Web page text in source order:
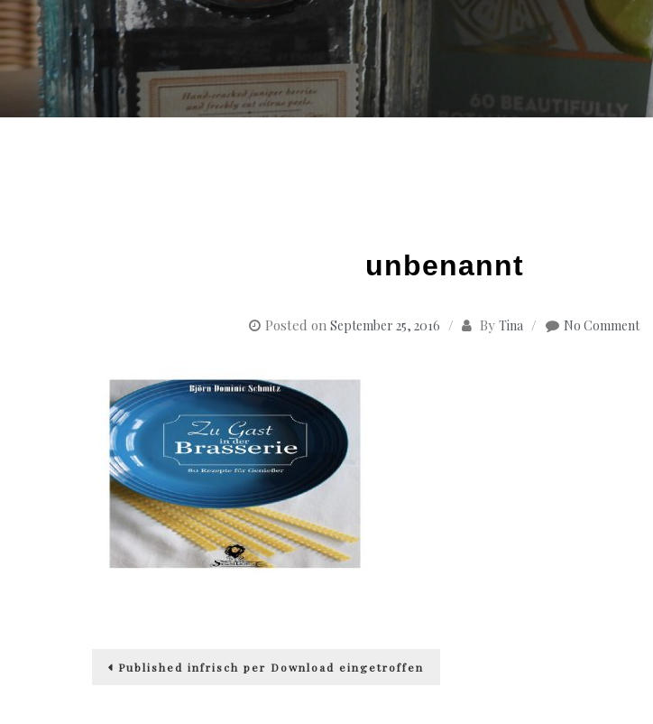
unbenannt
Posted on September 25, 2016 By Tina No Comment
Beitragsnavigation
Published infrisch per Download eingetroffen